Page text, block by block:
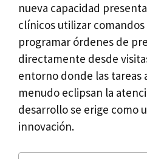
nueva capacidad
clínicos utilizar
programar órdenes de
directamente desde
entorno donde las tareas
menudo eclipsan la
desarrollo se erige como
innovación.